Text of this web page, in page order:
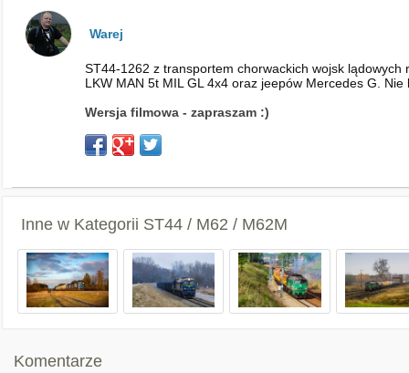
Warej
ST44-1262 z transportem chorwackich wojsk lądowych
LKW MAN 5t MIL GL 4x4 oraz jeepów Mercedes G.
Wersja filmowa - zapraszam :)
Inne w Kategorii ST44 / M62 / M62M
Komentarze